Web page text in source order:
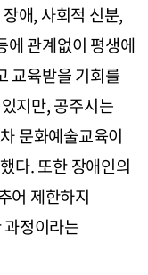
애, 사회적 신분,
에 관계없이 평생에
교육받을 기회를
지만, 공주시는
문화예술교육이
다. 또한 장애인의
어 제한하지
정이라는